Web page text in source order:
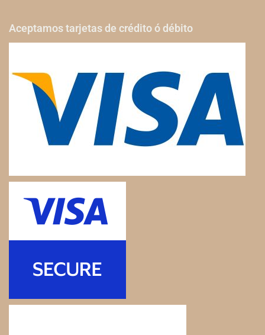
Aceptamos tarjetas de crédito ó débito